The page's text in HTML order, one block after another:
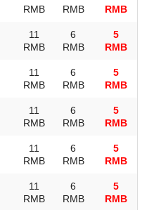
RMB
RMB
RMB
11
RMB
6
RMB
5
RMB
11
RMB
6
RMB
5
RMB
11
RMB
6
RMB
5
RMB
11
RMB
6
RMB
5
RMB
11
RMB
6
RMB
5
RMB